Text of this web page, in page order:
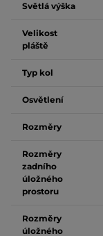
Světlá výška
Velikost
pláště
Typ kol
Osvětlení
Rozměry
Rozměry
zadního
úložného
prostoru
Rozměry
úložného